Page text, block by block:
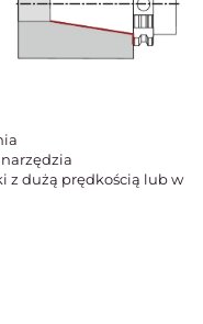
z dużą prędkością lub w